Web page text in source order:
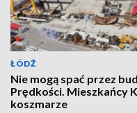
ŁÓDŹ
Nie mogą spać przez
Prędkości. Mieszkańcy
koszmarze